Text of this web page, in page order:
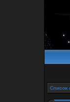
Список